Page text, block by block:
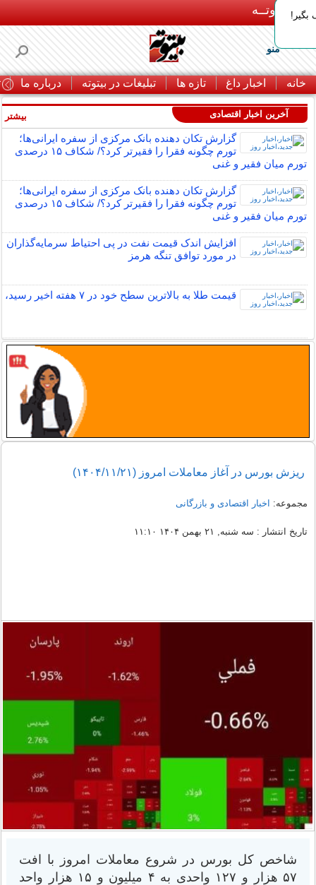
بـیتوتــه
منو
خانه اخبار داغ تازه ها تبلیغات در بیتوته درباره ما
آخرین اخبار اقتصادی
گزارش تکان‌ دهنده بانک مرکزی از سفره ایرانی‌ها؛
تورم چگونه فقرا را فقیرتر کرد؟/ شکاف ۱۵ درصدی
تورم میان فقیر و غنی
گزارش تکان‌ دهنده بانک مرکزی از سفره ایرانی‌ها؛
تورم چگونه فقرا را فقیرتر کرد؟/ شکاف ۱۵ درصدی
تورم میان فقیر و غنی
افزایش اندک قیمت نفت در پی احتیاط سرمایه‌گذاران
در مورد توافق تنگه هرمز
قیمت طلا به بالاترین سطح خود در ۷ هفته اخیر رسید،
بیشتر
ریزش بورس در آغاز معاملات امروز (۱۴۰۴/۱۱/۲۱)
مجموعه: اخبار اقتصادی و بازرگانی
تاریخ انتشار : سه شنبه, ۲۱ بهمن ۱۴۰۴ ۱۱:۱۰
شاخص کل بورس در شروع معاملات امروز با افت
۵۷ هزار و ۱۲۷ واحدی به ۴ میلیون و ۱۵ هزار واحد